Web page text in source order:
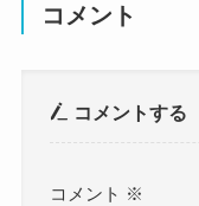
コメント
コメントする
コメント ※